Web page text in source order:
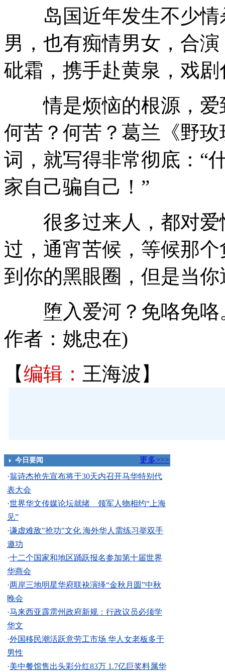
岛国近年发生不少情
男，也有痴情男女，合
砒霜，携手赴黄泉，戏
情是烦恼的根源，爱
何苦？何苦？葛兰《野
词，就写得非常彻底：“
家自己骗自己！”
很多过来人，都对爱
过，通宵苦候，等候那
到你的黑眼圈，但是当你
堕入爱河？免咯免咯
作者：姚忠在)
【编辑： 王海波】
今日要闻
更多>>>
·翁诗杰抢先宣布将于30天内召开马华特别代
表大会
·世界华文传媒论坛就绪 领军人物相约“上海
见”
·谦虚难敌"抢功"文化 海外华人需练习举双手
邀功
·十二个国家和地区踊跃报名参加第十届世界
华商会
·两岸三地明星华府联袂演绎“金秋月圆”中秋
晚会
·马来西亚霹雳州政府新规：行政议员必须学
华文
·外国移民潮活跃意劳工市场 华人女老板多于
男性
·美中餐馆售出头彩分红83万 1.7亿巨奖料属华